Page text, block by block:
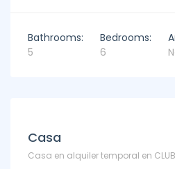
Bathrooms:
5
Bedrooms:
6
Casa
Casa en alquiler temporal en